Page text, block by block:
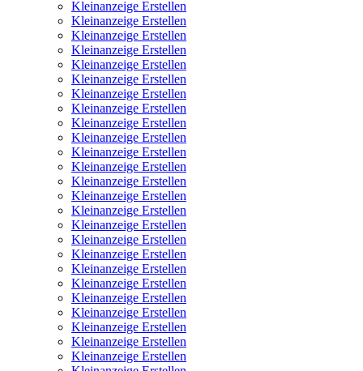
Kleinanzeige Erstellen
Kleinanzeige Erstellen
Kleinanzeige Erstellen
Kleinanzeige Erstellen
Kleinanzeige Erstellen
Kleinanzeige Erstellen
Kleinanzeige Erstellen
Kleinanzeige Erstellen
Kleinanzeige Erstellen
Kleinanzeige Erstellen
Kleinanzeige Erstellen
Kleinanzeige Erstellen
Kleinanzeige Erstellen
Kleinanzeige Erstellen
Kleinanzeige Erstellen
Kleinanzeige Erstellen
Kleinanzeige Erstellen
Kleinanzeige Erstellen
Kleinanzeige Erstellen
Kleinanzeige Erstellen
Kleinanzeige Erstellen
Kleinanzeige Erstellen
Kleinanzeige Erstellen
Kleinanzeige Erstellen
Kleinanzeige Erstellen